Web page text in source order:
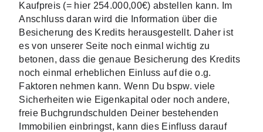
Kaufpreis (= hier 254.000,00€) abstellen kann. Im
Anschluss daran wird die Information über die
Besicherung des Kredits herausgestellt. Daher ist
es von unserer Seite noch einmal wichtig zu
betonen, dass die genaue Besicherung des Kredits
noch einmal erheblichen Einluss auf die o.g.
Faktoren nehmen kann. Wenn Du bspw. viele
Sicherheiten wie Eigenkapital oder noch andere,
freie Buchgrundschulden Deiner bestehenden
Immobilien einbringst, kann dies Einfluss darauf